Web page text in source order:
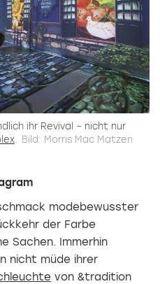
ihr Revival – nicht nur
Bild: Morris Mac Matzen
modebewusster
der Farbe
Sachen. Immerhin
nicht müde ihrer
von &tradition